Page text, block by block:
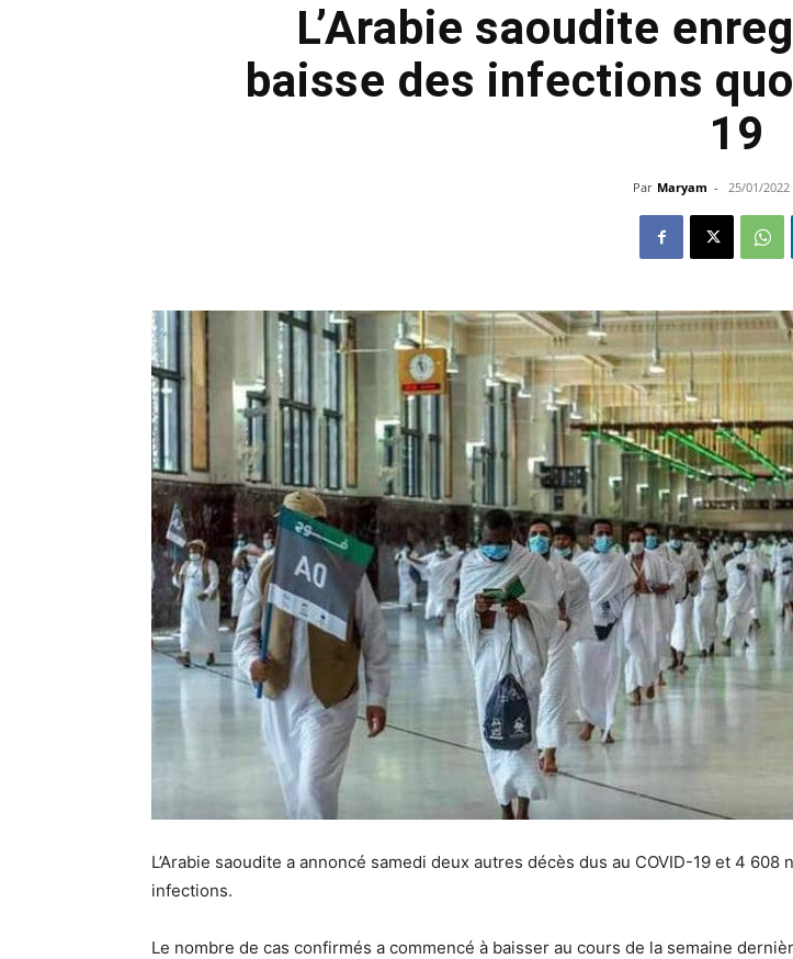
L’Arabie saoudite
baisse des infections
19
Par Maryam - 25/01/2022
L’Arabie saoudite a annoncé samedi deux autres décès dus au COVID-19 et 4 608
infections.
Le nombre de cas confirmés a commencé à baisser au cours de la semaine